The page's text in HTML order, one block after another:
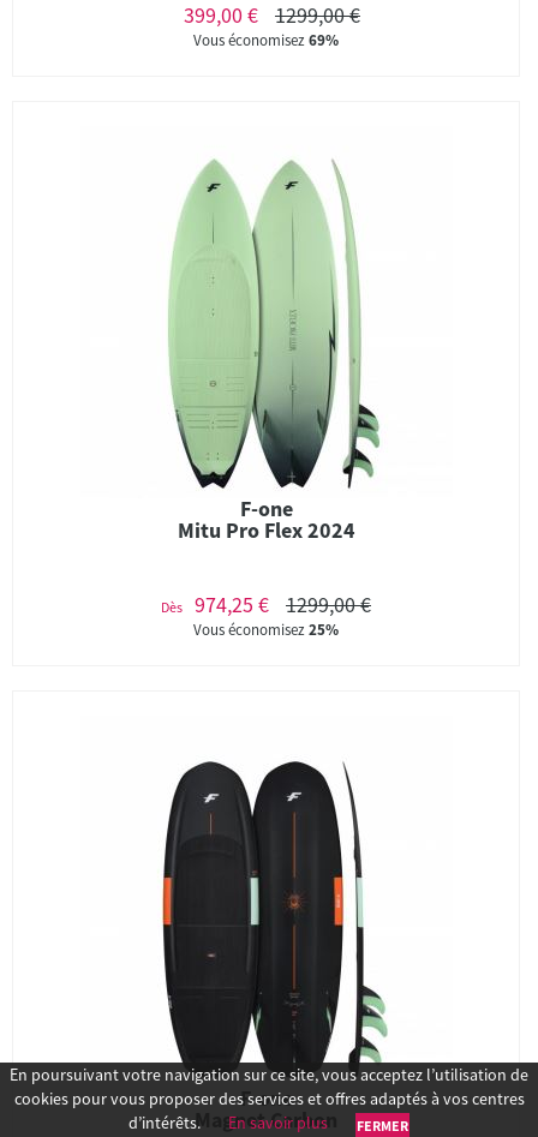
399,00 € 1299,00 €
Vous économisez69%
F-one
Mitu Pro Flex 2024
Dès 974,25 € 1299,00 €
Vous économisez25%
F-one
Magnet Carbon
En poursuivant votre navigation sur ce site, vous acceptez l’utilisation de
cookies pour vous proposer des services et offres adaptés à vos centres
d’intérêts.
En savoir plus FERMER